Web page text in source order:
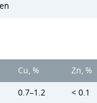
Cu, % Zn, %
0.7–1.2 < 0.1